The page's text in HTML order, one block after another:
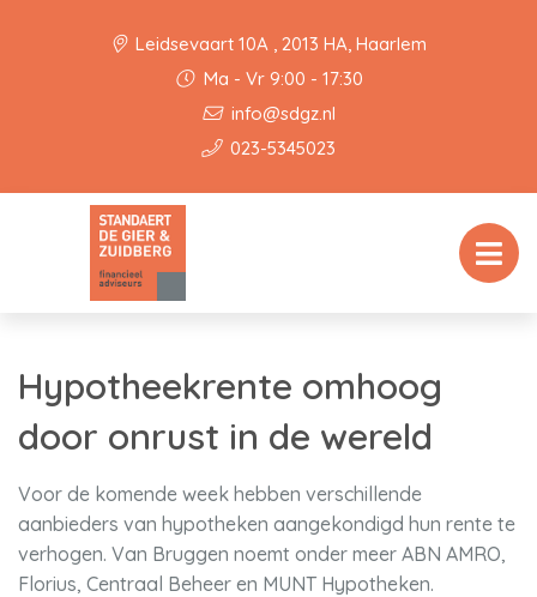
Leidsevaart 10A , 2013 HA, Haarlem
Ma - Vr 9:00 - 17:30
info@sdgz.nl
023-5345023
Hypotheekrente omhoog
door onrust in de wereld
Voor de komende week hebben verschillende
aanbieders van hypotheken aangekondigd hun rente te
verhogen. Van Bruggen noemt onder meer ABN AMRO,
Florius, Centraal Beheer en MUNT Hypotheken.